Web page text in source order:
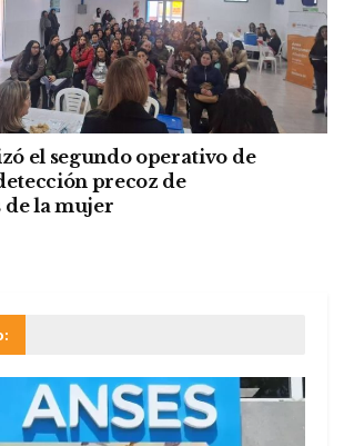
el segundo operativo de
precoz de
de la mujer